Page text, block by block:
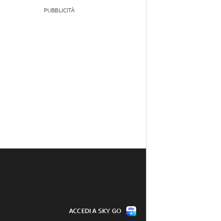
PUBBLICITÀ
ACCEDI A SKY GO